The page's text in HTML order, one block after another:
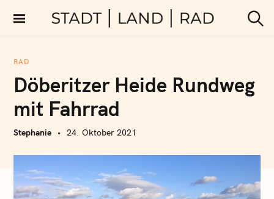
i
Stadt Land Rad
u
RAD
Döberitzer Heide Rundweg
mit Fahrrad
Stephanie 24. Oktober 2021